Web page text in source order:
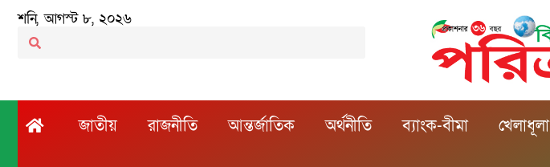
শনি, আগস্ট ৮, ২০২৬
জাতীয় রাজনীতি আন্তর্জাতিক অর্থনীতি ব্যাংক-বীমা খেলাধূলা